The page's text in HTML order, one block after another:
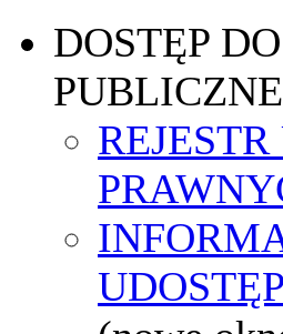
DOSTĘP